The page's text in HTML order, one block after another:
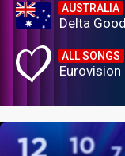
AUSTRALIA
Delta
ALL SONGS